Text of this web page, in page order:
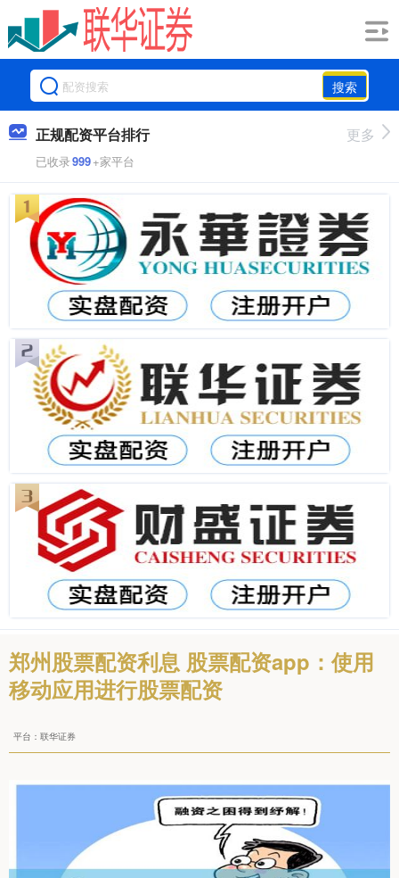
搜索
正规配资平台排行
已收录999+家平台
更多
郑州股票配资利息 股票配资app：使用
移动应用进行股票配资
平台：联华证券